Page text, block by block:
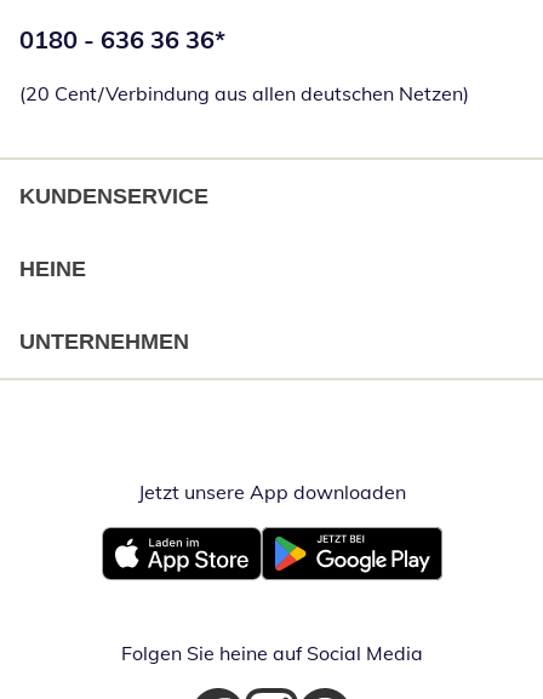
Telefonnummer:
0180 - 636 36 36*
(20 Cent/Verbindung aus allen deutschen Netzen)
KUNDENSERVICE
HEINE
UNTERNEHMEN
Jetzt unsere App downloadenÖffnet in
Öffnet in neuem FensterÖffnet in neuem Fenster
Folgen Sie heine auf Social Media